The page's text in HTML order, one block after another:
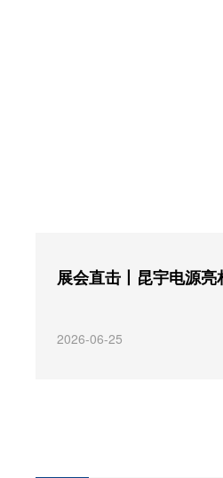
2026-06-25